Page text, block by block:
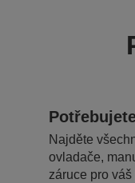
Najděte
ovladače,
záruce pro váš